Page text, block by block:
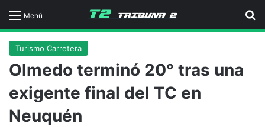
Menú
Turismo Carretera
Olmedo terminó 20° tras una
exigente final del TC en
Neuquén